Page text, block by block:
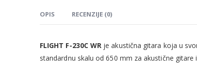
OPIS RECENZIJE (0)
FLIGHT F-230C WR je akustična gitara koja u
standardnu ​​skalu od 650 mm za akustične